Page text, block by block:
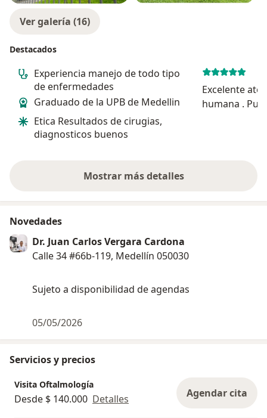
Ver galería (16)
Destacados
Experiencia manejo de todo tipo
de enfermedades
Graduado de la UPB de Medellin
Etica Resultados de cirugias,
diagnosticos buenos
Excelente
humana .
Mostrar más detalles
sobre la experiencia
Novedades
Dr. Juan Carlos Vergara Cardona
Calle 34 #66b-119, Medellín 050030
Sujeto a disponibilidad de agendas
05/05/2026
Servicios y precios
Visita Oftalmología
Desde $ 140.000 Detalles Agendar cita